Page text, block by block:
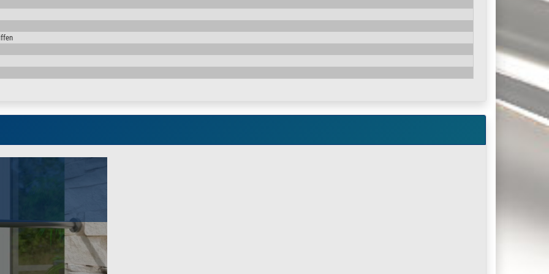
Stück ohne Verbinder
je 2x Gewinde-Bohrungen (Fließloch Qualitätsbohrung mit Gewindebuchse) für die Geländerpfosten angebracht. Bei der Auswahl
für den Untergrund komplett zusammen gestellt und inkl. aller benötigten Teile + einer Montageanleitung geliefert.
etc empfehlen wir unsere M10 Verbundankerstange inkl Patrone
finden Sie in unserem Shop.
und Ausführungen